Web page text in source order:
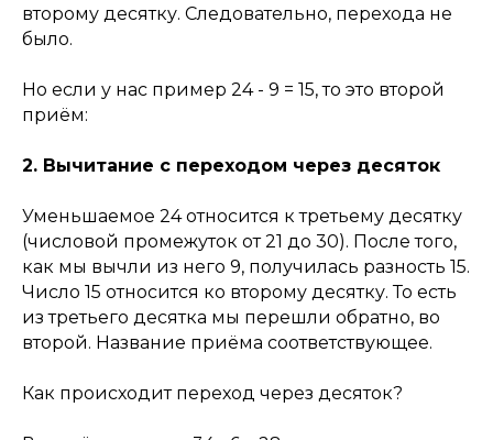
второму десятку. Следовательно, перехода не
было.
Но если у нас пример 24 - 9 = 15, то это второй
приём:
2. Вычитание с переходом через десяток
Уменьшаемое 24 относится к третьему десятку
(числовой промежуток от 21 до 30). После того,
как мы вычли из него 9, получилась разность 15.
Число 15 относится ко второму десятку. То есть
из третьего десятка мы перешли обратно, во
второй. Название приёма соответствующее.
Как происходит переход через десяток?